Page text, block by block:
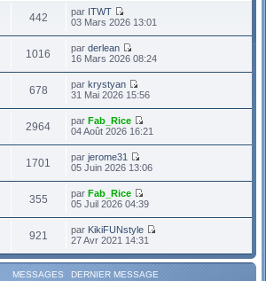
442 par ITWT
03 Mars 2026 13:01
1016 parderlean
16 Mars 2026 08:24
678 parkrystyan
31 Mai 2026 15:56
2964 parFab_Rice
04 Août 2026 16:21
1701 parjerome31
05 Juin 2026 13:06
355 parFab_Rice
05 Juil 2026 04:39
921 par KikiFUNstyle
27 Avr 2021 14:31
MESSAGES DERNIER MESSAGE